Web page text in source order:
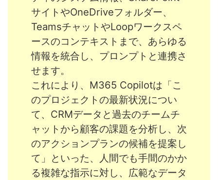
サイトやOneDriveフォルダー、
TeamsチャットやLoopワークスペ
ースのコンテキストまで、あらゆる
情報を統合し、プロンプトと連携さ
せます。
これにより、M365 Copilotは「こ
のプロジェクトの最新状況につい
て、CRMデータと過去のチームチ
ャットから顧客の課題を分析し、次
のアクションプランの候補を提案し
て」といった、人間でも手間のかか
る複雑な指示に対し、広範なデータ